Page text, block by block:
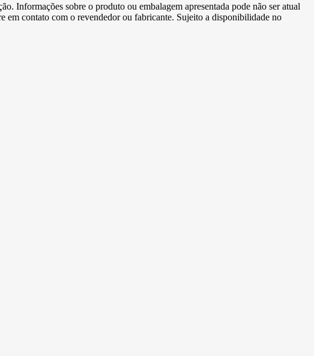
Informações sobre o produto ou embalagem apresentada pode não ser atual
em contato com o revendedor ou fabricante. Sujeito a disponibilidade no